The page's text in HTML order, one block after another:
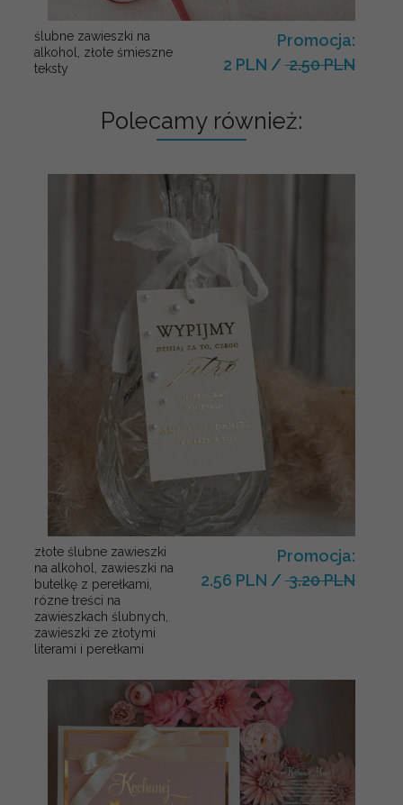
ślubne zawieszki na
alkohol, złote śmieszne
teksty
Promocja:
2 PLN / 2.50 PLN
Polecamy również:
złote ślubne zawieszki
na alkohol, zawieszki na
butelkę z perełkami,
rózne treści na
zawieszkach ślubnych,
zawieszki ze złotymi
literami i perełkami
Promocja:
2.56 PLN / 3.20 PLN